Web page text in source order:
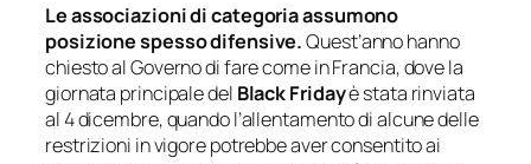
Le associazioni di categoria assumono
posizione spesso difensive.Quest’anno hanno
chiesto al Governo di fare come in Francia, dove la
giornata principale del Black Fridayè stata rinviata
al 4 dicembre, quando l’allentamento di alcune delle
restrizioni in vigore potrebbe aver consentito ai